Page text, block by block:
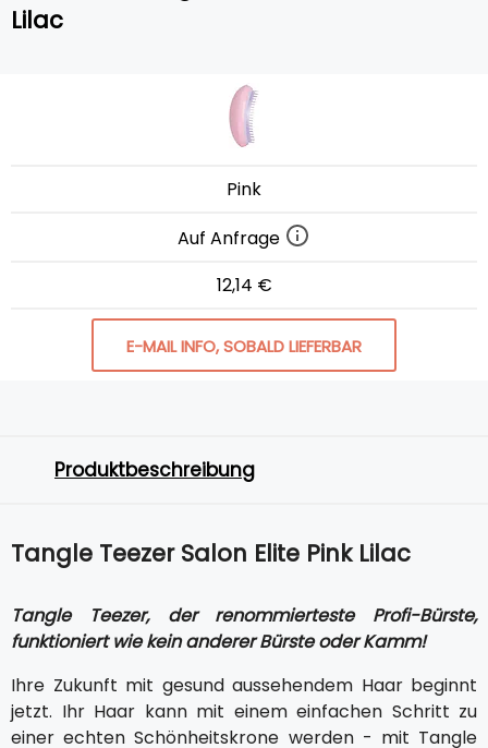
Lilac
Pink
Auf Anfrage
12,14 €
E-MAIL INFO, SOBALD LIEFERBAR
Produktbeschreibung
Tangle Teezer Salon Elite Pink Lilac
Tangle Teezer, der renommierteste Profi-Bürste,
funktioniert wie kein anderer Bürste oder Kamm!
Ihre Zukunft mit gesund aussehendem Haar beginnt
jetzt. Ihr Haar kann mit einem einfachen Schritt zu
einer echten Schönheitskrone werden - mit Tangle